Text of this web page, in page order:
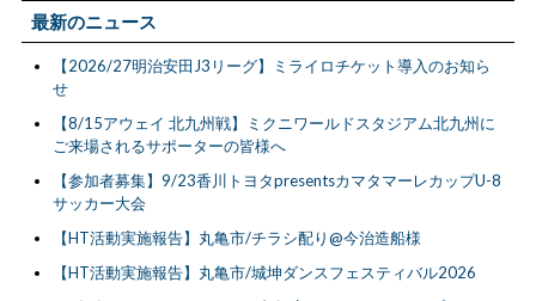
最新のニュース
【2026/27明治安田J3リーグ】ミライロチケット導入のお知ら
せ
【8/15アウェイ 北九州戦】ミクニワールドスタジアム北九州に
ご来場されるサポーターの皆様へ
【参加者募集】9/23香川トヨタpresentsカマタマーレカップU-8
サッカー大会
【HT活動実施報告】丸亀市/チラシ配り@今治造船様
【HT活動実施報告】丸亀市/城坤ダンスフェスティバル2026